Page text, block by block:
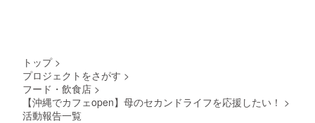
トップ >
プロジェクトをさがす >
フード・飲食店 >
【沖縄でカフェopen】母のセカンドライフを応援したい！ >
活動報告一覧